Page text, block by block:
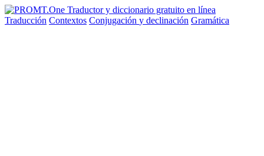
Traducción Contextos Conjugación y declinación Gramática